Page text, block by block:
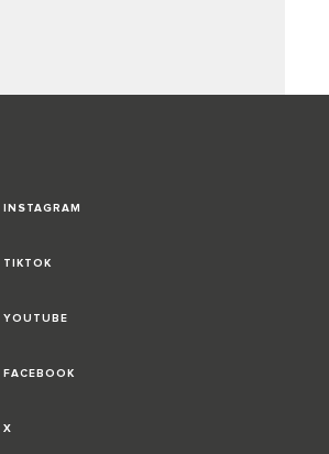
INSTAGRAM
TIKTOK
YOUTUBE
FACEBOOK
X